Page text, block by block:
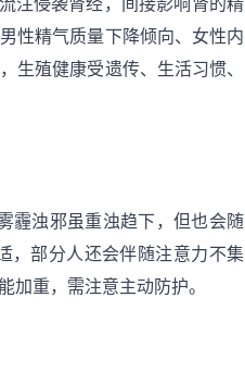
性精气质量下降倾向、女性内
生殖健康受遗传、生活习惯、
霾浊邪虽重浊趋下，但也会随
，部分人还会伴随注意力不集
加重，需注意主动防护。